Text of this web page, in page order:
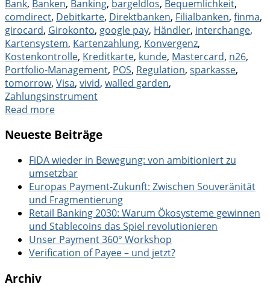
Bank, Banken, Banking, bargeldlos, Bequemlichkeit,
comdirect, Debitkarte, Direktbanken, Filialbanken, finma,
girocard, Girokonto, google pay, Händler, interchange,
Kartensystem, Kartenzahlung, Konvergenz,
Kostenkontrolle, Kreditkarte, kunde, Mastercard, n26,
Portfolio-Management, POS, Regulation, sparkasse,
tomorrow, Visa, vivid, walled garden,
Zahlungsinstrument
Read more
Neueste Beiträge
FiDA wieder in Bewegung: von ambitioniert zu
umsetzbar
Europas Payment-Zukunft: Zwischen Souveränität
und Fragmentierung
Retail Banking 2030: Warum Ökosysteme gewinnen
und Stablecoins das Spiel revolutionieren
Unser Payment 360° Workshop
Verification of Payee – und jetzt?
Archiv